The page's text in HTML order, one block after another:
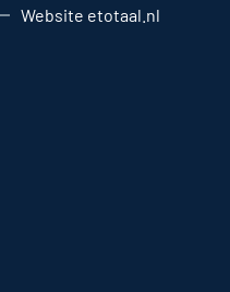
Website etotaal.nl